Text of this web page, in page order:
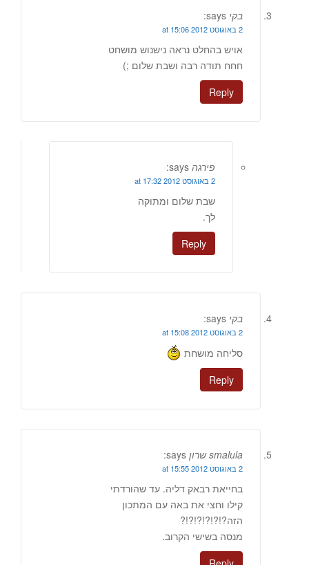
בקי says:
2 באוגוסט 2012 at 15:06
אויש בהחלט נראה נישנוש מושחט
חחח תודה רבה ושבת שלום ;)
Reply
פירגה says:
2 באוגוסט 2012 at 17:32
שבת שלום ומתוקה
לך.
Reply
בקי says:
2 באוגוסט 2012 at 15:08
סליחה מושחת
Reply
smalula שרון says:
2 באוגוסט 2012 at 15:55
בחייאת רבאק דליה. עד שהורדתי
קילו וחצי את באה עם המתכון
הזה?!?!?!?!?!?
מנסה בשישי הקרוב.